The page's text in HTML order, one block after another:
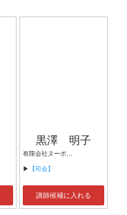
黒澤 明子
有限会社ヌーボヌール代表取締役
▶ 【司会】
講師候補に入れる